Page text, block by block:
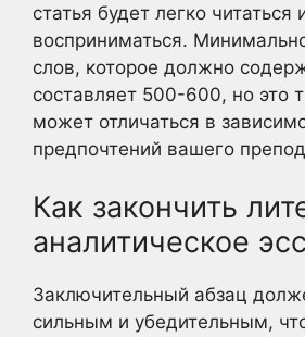
статья будет легко читаться
восприниматься.
слов, которое должно
составляет 500-600, но это
может отличаться в
предпочтений вашего
Как закончить
аналитическое
Заключительный абзац
сильным и убедительным,